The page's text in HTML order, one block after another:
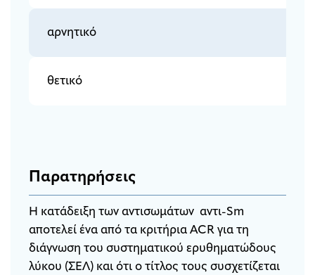
αρνητικό
θετικό
Παρατηρήσεις
Η κατάδειξη των αντισωμάτων αντι-Sm
αποτελεί ένα από τα κριτήρια ACR για τη
διάγνωση του συστηματικού ερυθηματώδους
λύκου (ΣΕΛ) και ότι ο τίτλος τους συσχετίζεται